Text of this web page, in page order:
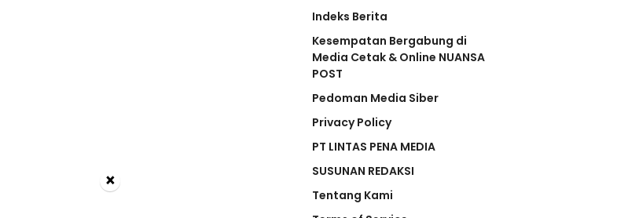
Indeks Berita
Kesempatan Bergabung di
Media Cetak & Online NUANSA
POST
Pedoman Media Siber
Privacy Policy
PT LINTAS PENA MEDIA
SUSUNAN REDAKSI
Tentang Kami
×